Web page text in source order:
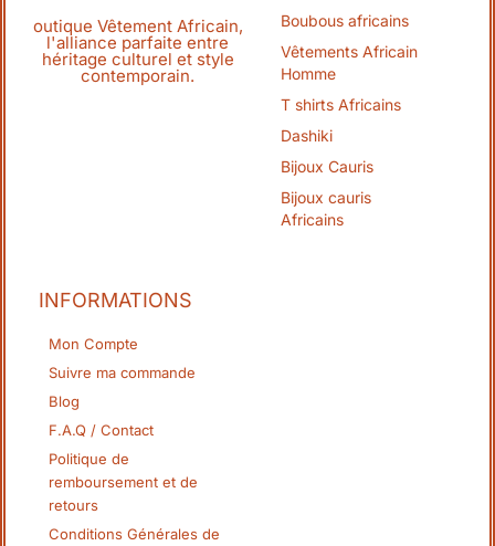
outique Vêtement Africain,
l'alliance parfaite entre
héritage culturel et style
contemporain.
Boubous africains
Vêtements Africain
Homme
T shirts Africains
Dashiki
Bijoux Cauris
Bijoux cauris
Africains
INFORMATIONS
Mon Compte
Suivre ma commande
Blog
F.A.Q / Contact
Politique de
remboursement et de
retours
Conditions Générales de